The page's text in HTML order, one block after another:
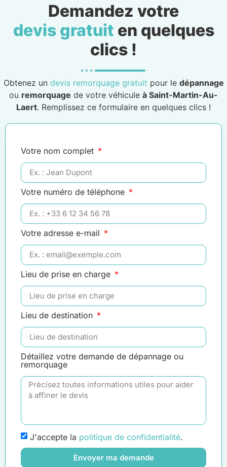
Demandez votre
devis gratuit en quelques
clics !
Obtenez un devis remorquage gratuit pour le dépannage
ou remorquage de votre véhicule à Saint-Martin-Au-
Laert. Remplissez ce formulaire en quelques clics !
Votre nom complet
Votre numéro de téléphone
Votre adresse e-mail
Lieu de prise en charge
Lieu de destination
Détaillez votre demande de dépannage ou
remorquage
J'accepte la politique de confidentialité.
Envoyer ma demande